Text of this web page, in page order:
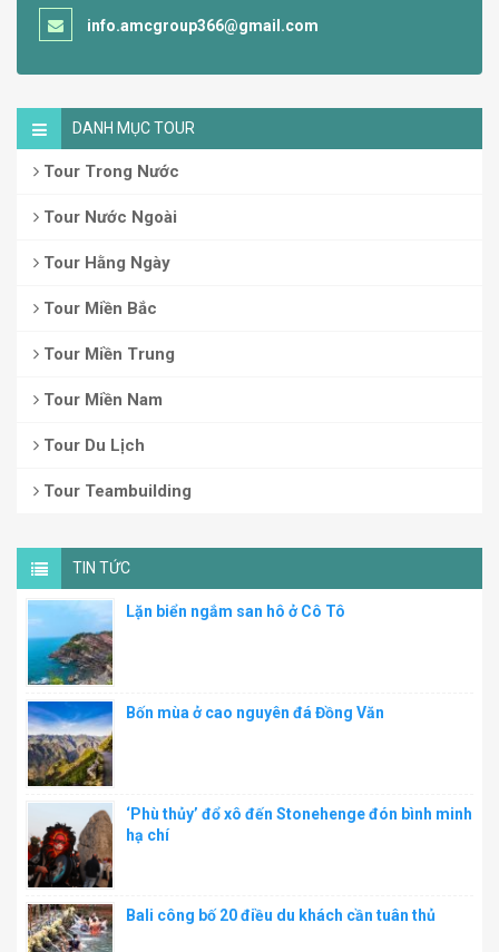
info.amcgroup366@gmail.com
DANH MỤC TOUR
Tour Trong Nước
Tour Nước Ngoài
Tour Hằng Ngày
Tour Miền Bắc
Tour Miền Trung
Tour Miền Nam
Tour Du Lịch
Tour Teambuilding
TIN TỨC
Lặn biển ngắm san hô ở Cô Tô
Bốn mùa ở cao nguyên đá Đồng Văn
‘Phù thủy’ đổ xô đến Stonehenge đón bình minh
hạ chí
Bali công bố 20 điều du khách cần tuân thủ